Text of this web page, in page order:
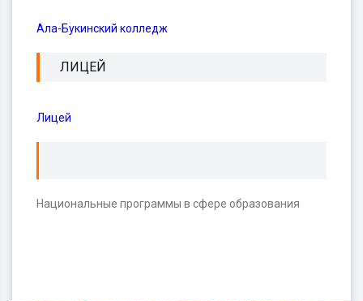
Ала-Букинский колледж
ЛИЦЕЙ
Лицей
Национальные программы в сфере образования